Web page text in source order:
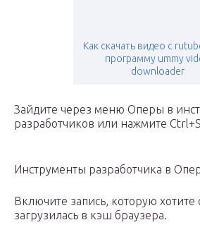
Как скачать видео с
программу ummy
downloader
Зайдите через меню Оперы в
разработчиков или нажмите
Инструменты разработчика в
Включите запись, которую хотите
загрузилась в кэш браузера.